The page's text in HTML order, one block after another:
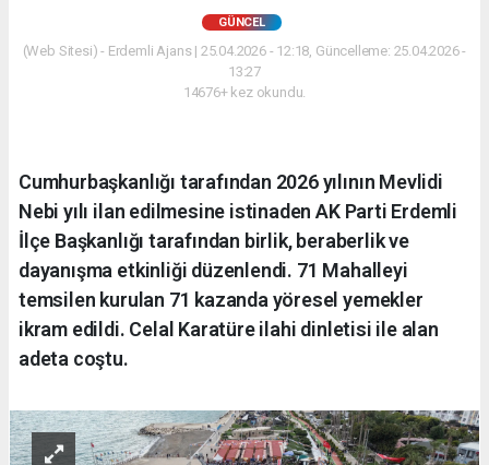
GÜNCEL
(Web Sitesi) - Erdemli Ajans | 25.04.2026 - 12:18, Güncelleme: 25.04.2026 -
13:27
14676+ kez okundu.
Cumhurbaşkanlığı tarafından 2026 yılının Mevlidi
Nebi yılı ilan edilmesine istinaden AK Parti Erdemli
İlçe Başkanlığı tarafından birlik, beraberlik ve
dayanışma etkinliği düzenlendi. 71 Mahalleyi
temsilen kurulan 71 kazanda yöresel yemekler
ikram edildi. Celal Karatüre ilahi dinletisi ile alan
adeta coştu.